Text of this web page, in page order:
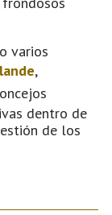
varios
,
dentro de
de los